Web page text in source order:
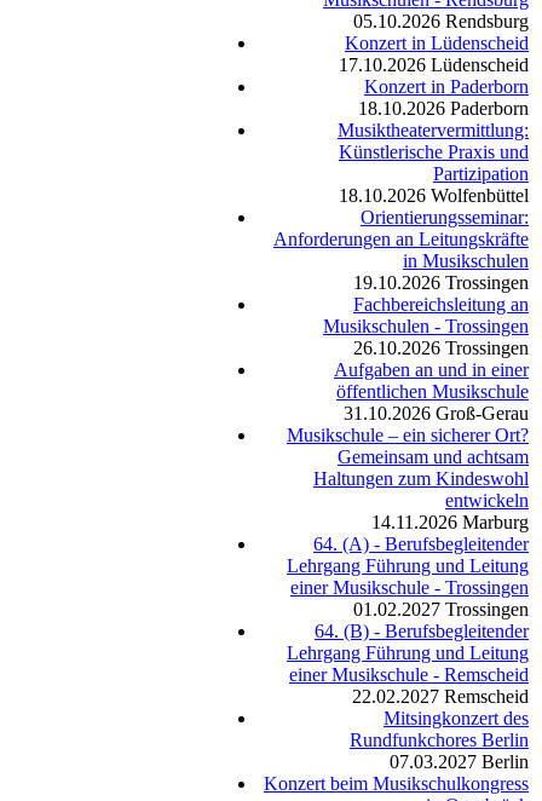
05.10.2026 Rendsburg
Konzert in Lüdenscheid
17.10.2026 Lüdenscheid
Konzert in Paderborn
18.10.2026 Paderborn
Musiktheatervermittlung:
Künstlerische Praxis und
Partizipation
18.10.2026 Wolfenbüttel
Orientierungsseminar:
Anforderungen an Leitungskräfte
in Musikschulen
19.10.2026 Trossingen
Fachbereichsleitung an
Musikschulen - Trossingen
26.10.2026 Trossingen
Aufgaben an und in einer
öffentlichen Musikschule
31.10.2026 Groß-Gerau
Musikschule – ein sicherer Ort?
Gemeinsam und achtsam
Haltungen zum Kindeswohl
entwickeln
14.11.2026 Marburg
64. (A) - Berufsbegleitender
Lehrgang Führung und Leitung
einer Musikschule - Trossingen
01.02.2027 Trossingen
64. (B) - Berufsbegleitender
Lehrgang Führung und Leitung
einer Musikschule - Remscheid
22.02.2027 Remscheid
Mitsingkonzert des
Rundfunkchores Berlin
07.03.2027 Berlin
Konzert beim Musikschulkongress